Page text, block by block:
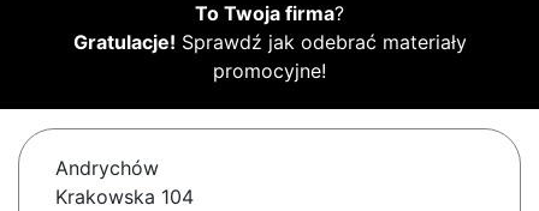
To Twoja firma?
Gratulacje! Sprawdź jak odebrać materiały
promocyjne!
Andrychów
Krakowska 104